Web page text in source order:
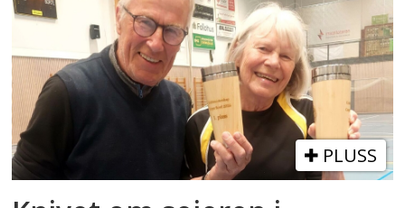
PLUSS